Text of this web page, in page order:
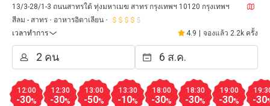
13/3-28/1-3 ถนนสาทรใต้ ทุ่งมหาเมฆ สาทร กรุงเทพฯ 10120 กรุงเทพฯ
สีลม - สาทร
อาหารอิตาเลียน
เวลาทำการ
4.9 จองแล้ว 2.2k ครั้ง
12:00
-30%
12:30
-30%
13:00
-50%
13:30
-10%
18:00
-30%
18:30
-30%
19:00
-30% -30